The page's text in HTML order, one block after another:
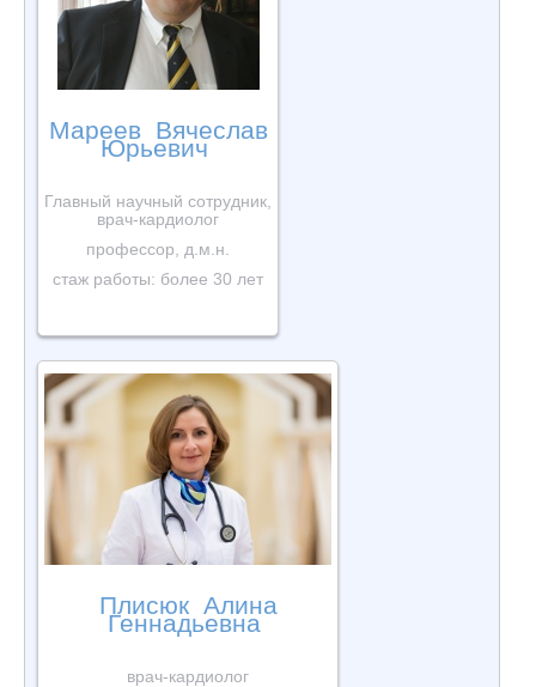
Мареев Вячеслав
Юрьевич
Главный научный сотрудник,
врач-кардиолог
профессор, д.м.н.
стаж работы: более 30 лет
Плисюк Алина
Геннадьевна
врач-кардиолог